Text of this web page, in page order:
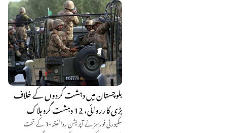
بلوچستان میں دہشت گردوں کے خلاف
بڑی کارروائی، 12 دہشت گرد ہلاک
سکیورٹی فورسز نے آپریشن ردالفتنہ-3 کے تحت